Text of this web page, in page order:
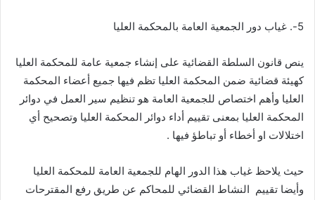
5-. غياب دور الجمعية العامة بالمحكمة العليا
ينص قانون السلطة القضائية على إنشاء جمعية عامة للمحكمة العليا
كهيئة قضائية ضمن المحكمة العليا تظم فيها جميع أعضاء المحكمة
العليا وأهم اختصاص للجمعية العامة هو تنظيم سير العمل في دوائر
المحكمة العليا بمعنى تقييم أداء دوائر المحكمة العليا وتصحيح أي
اختلالات او أخطاء أو تباطؤ فيها .
حيث يلاحظ غياب هذا الدور الهام للجمعية العامة للمحكمة العليا
وأيضا تقييم النشاط القضائي للمحاكم عن طريق رفع المقترحات